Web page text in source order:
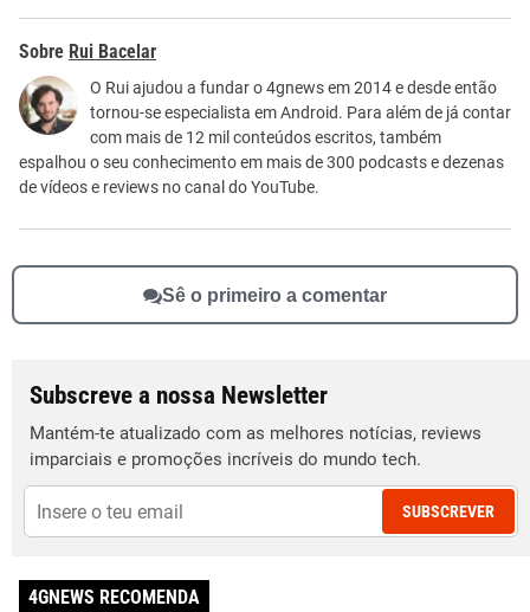
Este conteúdo contém informação incorreta
Este conteúdo não tem a informação que procuro
Outro
Rui Bacelar
O Rui ajudou a fundar o 4gnews em 2014 e desde então
tornou-se especialista em Android. Para além de já contar
com mais de 12 mil conteúdos escritos, também
espalhou o seu conhecimento em mais de 300 podcasts e dezenas
de vídeos e reviews no canal do YouTube.
Sê o primeiro a comentar
Subscreve a nossa Newsletter
Mantém-te atualizado com as melhores notícias, reviews
imparciais e promoções incríveis do mundo tech.
SUBSCREVER
4GNEWS RECOMENDA